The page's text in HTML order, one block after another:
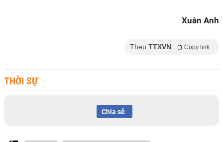
Xuân Anh
Theo TTXVN Copy link
THỜI SỰ
Chia sẻ